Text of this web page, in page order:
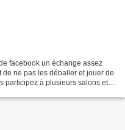
facebook un échange assez
ne pas les déballer et jouer de
participez à plusieurs salons et